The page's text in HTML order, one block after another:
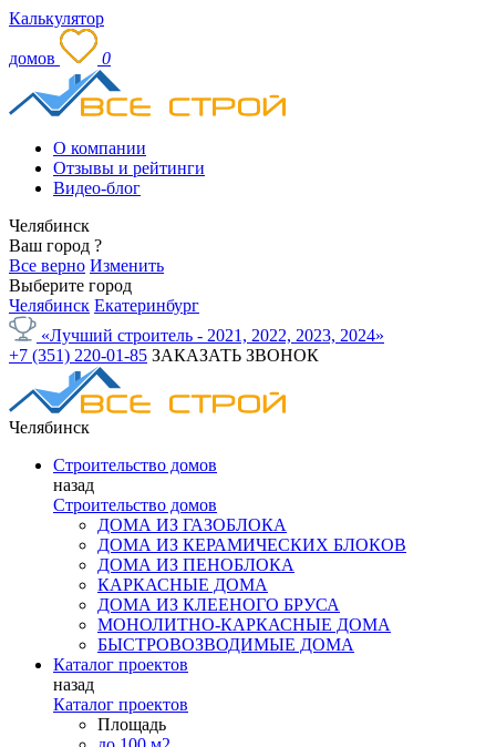
Калькулятор
домов 0
О компании
Отзывы и рейтинги
Видео-блог
Челябинск
Ваш город ?
Все верно Изменить
Выберите город
Челябинск Екатеринбург
«Лучший строитель - 2021, 2022, 2023, 2024»
+7 (351) 220-01-85 ЗАКАЗАТЬ ЗВОНОК
Челябинск
Строительство домов
назад
Строительство домов
ДОМА ИЗ ГАЗОБЛОКА
ДОМА ИЗ КЕРАМИЧЕСКИХ БЛОКОВ
ДОМА ИЗ ПЕНОБЛОКА
КАРКАСНЫЕ ДОМА
ДОМА ИЗ КЛЕЕНОГО БРУСА
МОНОЛИТНО-КАРКАСНЫЕ ДОМА
БЫСТРОВОЗВОДИМЫЕ ДОМА
Каталог проектов
назад
Каталог проектов
Площадь